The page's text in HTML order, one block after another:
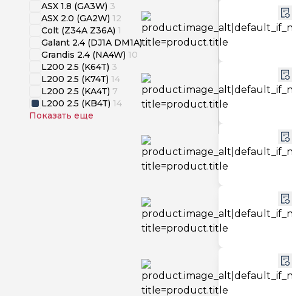
ASX 1.8 (GA3W) 3
ASX 2.0 (GA2W) 12
Colt (Z34A Z36A) 1
Galant 2.4 (DJ1A DM1A)3
Grandis 2.4 (NA4W) 10
L200 2.5 (K64T) 3
L200 2.5 (K74T) 14
L200 2.5 (KA4T) 7
L200 2.5 (KB4T) 14
Показать еще